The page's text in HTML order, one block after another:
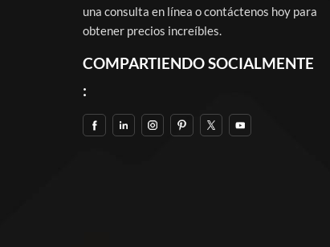
una consulta en línea o contáctenos hoy para
obtener precios increíbles.
COMPARTIENDO SOCIALMENTE
: